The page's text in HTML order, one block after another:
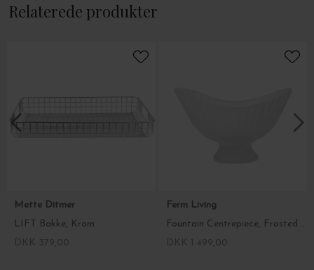
Mål : L: 46 x B: 23 x H: 19 cm.
Relaterede produkter
Mette Ditmer
LIFT Bakke, Krom
Ferm Living
Fountain Centrepiece, Frosted Glass